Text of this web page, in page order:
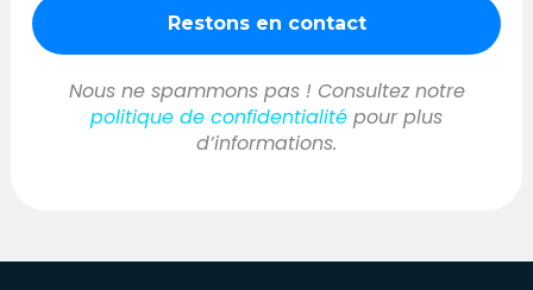
Nous ne spammons pas ! Consultez notre
politique de confidentialité pour plus
d’informations.